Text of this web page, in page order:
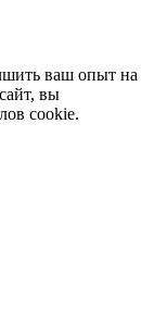
ваш опыт на
вы
cookie.